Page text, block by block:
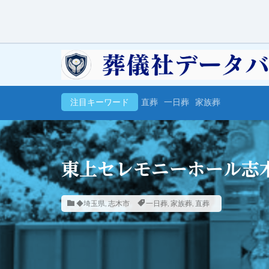
注目キーワード 直葬 一日葬 家族葬
東上セレモニーホール志
◆埼玉県, 志木市 一日葬, 家族葬, 直葬